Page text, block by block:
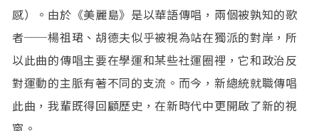
感）。由於《美麗島》是以華語傳唱，兩個被孰知的歌
者──楊祖珺、胡德夫似乎被視為站在獨派的對岸，所
以此曲的傳唱主要在學運和某些社運圈裡，它和政治反
對運動的主脈有著不同的支流。而今，新總統就職傳唱
此曲，我輩既得回顧歷史，在新時代中更開啟了新的視